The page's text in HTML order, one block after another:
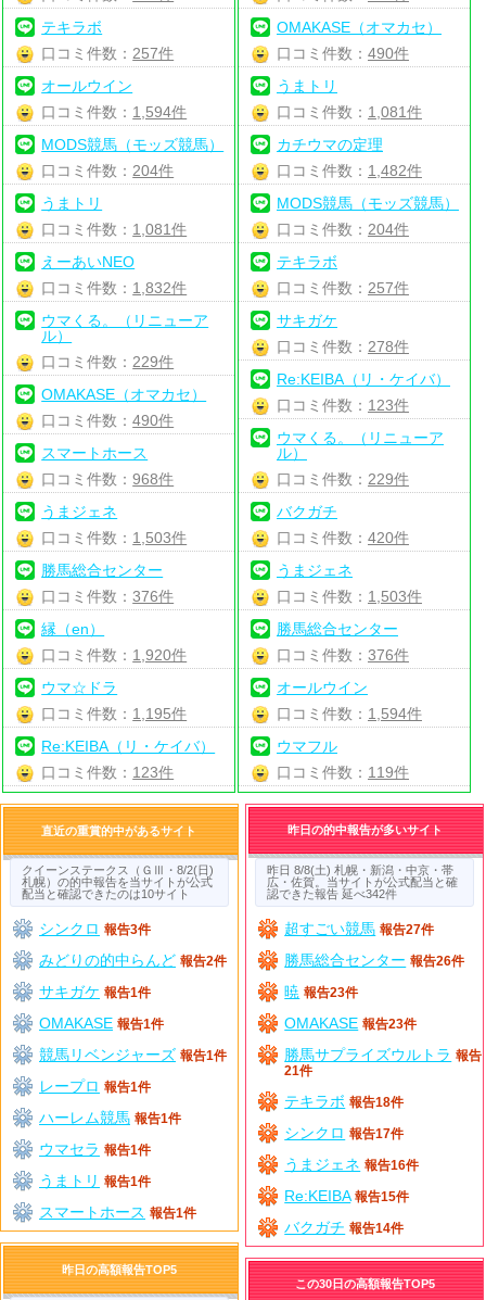
テキラボ
口コミ件数： 257件
オールウイン
口コミ件数： 1,594件
MODS競馬（モッズ競馬）
口コミ件数： 204件
うまトリ
口コミ件数： 1,081件
えーあいNEO
口コミ件数： 1,832件
ウマくる。（リニューア
ル）
口コミ件数： 229件
OMAKASE（オマカセ）
口コミ件数：490件
スマートホース
口コミ件数：968件
うまジェネ
口コミ件数： 1,503件
勝馬総合センター
口コミ件数：376件
縁（en）
口コミ件数： 1,920件
ウマ☆ドラ
口コミ件数： 1,195件
Re:KEIBA（リ・ケイバ）
口コミ件数： 123件
OMAKASE（オマカセ）
口コミ件数： 490件
うまトリ
口コミ件数： 1,081件
カチウマの定理
口コミ件数： 1,482件
MODS競馬（モッズ競馬）
口コミ件数： 204件
テキラボ
口コミ件数： 257件
サキガケ
口コミ件数： 278件
Re:KEIBA（リ・ケイバ）
口コミ件数： 123件
ウマくる。（リニューア
ル）
口コミ件数： 229件
バクガチ
口コミ件数： 420件
うまジェネ
口コミ件数： 1,503件
勝馬総合センター
口コミ件数： 376件
オールウイン
口コミ件数： 1,594件
ウマフル
口コミ件数： 119件
直近の重賞的中があるサイト
クイーンステークス（ＧⅢ・8/2(日)
札幌）の的中報告を当サイトが公式
配当と確認できたのは10サイト
シンクロ 報告3件
みどりの的中らんど 報告2件
サキガケ 報告1件
OMAKASE 報告1件
競馬リベンジャーズ 報告1件
レープロ 報告1件
ハーレム競馬 報告1件
ウマセラ 報告1件
うまトリ 報告1件
スマートホース 報告1件
昨日の的中報告が多いサイト
昨日 8/8(土) 札幌・新潟・中京・帯
広・佐賀。当サイトが公式配当と確
認できた報告 延べ342件
超すごい競馬 報告27件
勝馬総合センター 報告26件
暁 報告23件
OMAKASE 報告23件
勝馬サプライズウルトラ 報告
21件
テキラボ 報告18件
シンクロ 報告17件
うまジェネ 報告16件
Re:KEIBA 報告15件
バクガチ 報告14件
昨日の高額報告TOP5
この30日の高額報告TOP5